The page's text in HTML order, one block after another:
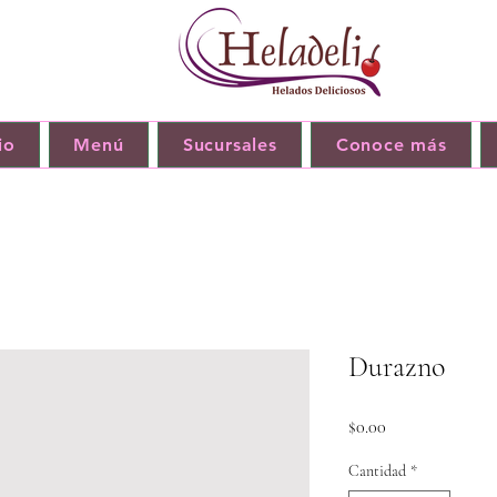
Menú Sucursales Conoce más
Durazno
$0.00
Cantidad *